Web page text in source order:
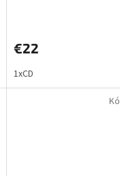
€22
1xCD